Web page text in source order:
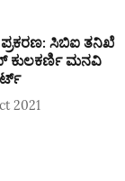
ಸಿಬಿಐ ತನಿಖೆ
ಕುಲಕರ್ಣಿ ಮನವಿ
2021